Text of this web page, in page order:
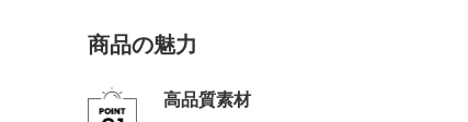
商品の魅力
高品質素材